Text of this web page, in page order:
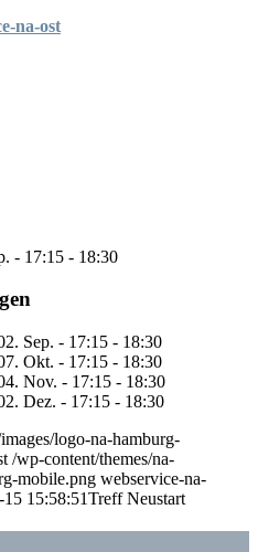
na-ost
- 17:15 - 18:30
Sep. - 17:15 - 18:30
Okt. - 17:15 - 18:30
Nov. - 17:15 - 18:30
Dez. - 17:15 - 18:30
logo-na-hamburg-
/wp-content/themes/na-
mobile.png webservice-na-
15:58:51Treff Neustart